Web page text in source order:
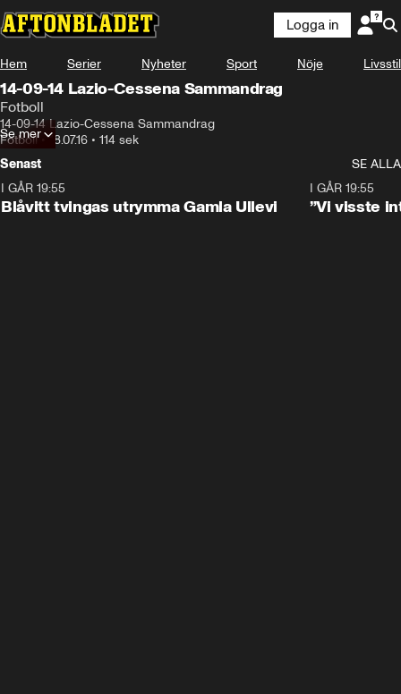
Logga in
Hem Serier Nyheter Sport Nöje Livsstil
14-09-14 Lazio-Cessena Sammandrag
Fotboll
14-09-14 Lazio-Cessena Sammandrag
Fotboll•18.07.16 • 114 sek
Se mer
Senast
SE ALLA
I GÅR 19:55
Blåvitt tvingas utrymma Gamla Ullevi
I GÅR 19:55
”Vi visste